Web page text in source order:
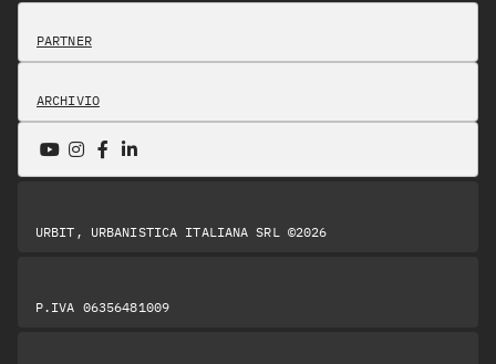
PARTNER
ARCHIVIO
URBIT, URBANISTICA ITALIANA SRL ©2026
P.IVA 06356481009